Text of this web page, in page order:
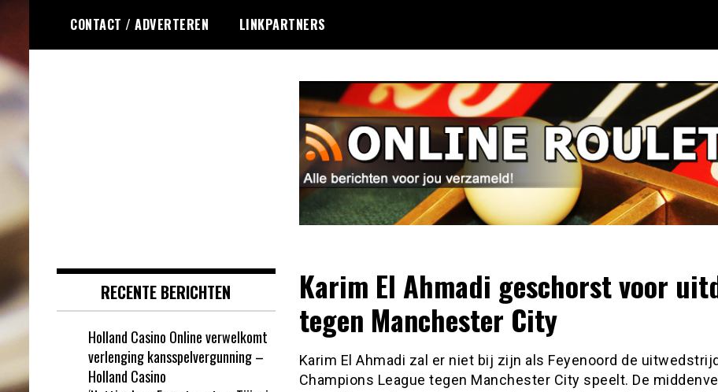
de
inhoud
CONTACT / ADVERTEREN LINKPARTNERS
Karim El Ahmadi geschorst voor
tegen Manchester City
Karim El Ahmadi zal er niet bij zijn als Feyenoord de
Champions League tegen Manchester City speelt. De
RECENTE BERICHTEN
Holland Casino Online verwelkomt
verlenging kansspelvergunning –
Holland Casino